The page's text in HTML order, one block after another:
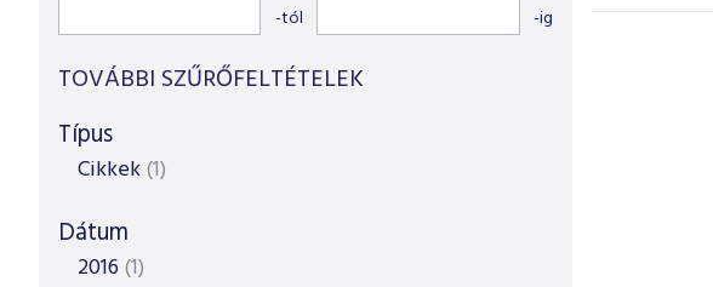
-tól -ig
TOVÁBBI SZŰRŐFELTÉTELEK
Típus
Cikkek(1)
Dátum
2016 (1)